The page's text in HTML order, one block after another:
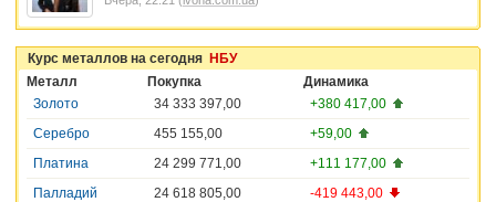
Курс металлов на сегодня НБУ
Металл
Покупка
Динамика
Золото
34 333 397,00
+380 417,00
Серебро
455 155,00
+59,00
Платина
24 299 771,00
+111 177,00
Палладий
24 618 805,00
-419 443,00